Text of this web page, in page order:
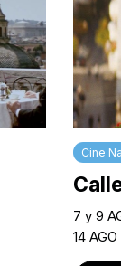
Cine
7 y 9
14